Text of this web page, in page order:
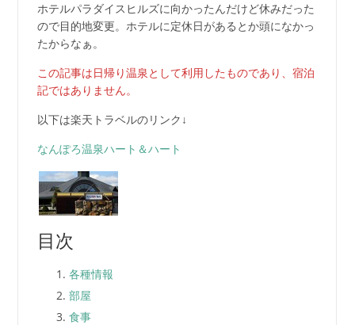
ホテルパラダイスヒルズに向かったんだけど休みだった
ので目的地変更。ホテルに定休日があるとか頭になかっ
たからなぁ。
この記事は日帰り温泉として利用したものであり、宿泊
記ではありません。
以下は楽天トラベルのリンク↓
なんぽろ温泉ハート＆ハート
目次
各種情報
部屋
食事